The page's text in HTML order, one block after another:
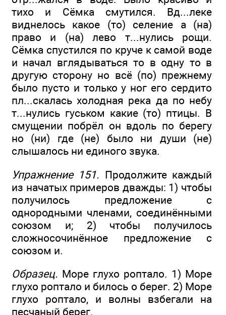
тихо и Сёмка смутился. Вд...леке
виднелось какое (то) селение а (на)
право и (на) лево т...нулись рощи.
Сёмка спустился по круче к самой воде
и начал вглядываться то в одну то в
другую сторону но всё (по) прежнему
было пусто и только у ног его сердито
пл...скалась холодная река да по небу
т...нулись гуськом какие (то) птицы. В
смущении побрёл он вдоль по берегу
но (ни) где (не) было ни души (не)
слышалось ни единого звука.
Упражнение 151. Продолжите каждый
из начатых примеров дважды: 1) чтобы
получилось предложение с
однородными членами, соединёнными
союзом и; 2) чтобы получилось
сложносочинённое предложение с
союзом и.
Образец. Море глухо роптало. 1) Море
глухо роптало и билось о берег. 2) Море
глухо роптало, и волны взбегали на
песчаный берег.